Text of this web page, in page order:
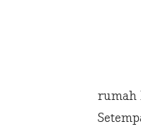
rumah